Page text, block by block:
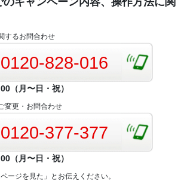
するお問合わせ
0120-828-016
（月〜日・祝）
変更・お問合わせ
0120-377-377
（月〜日・祝）
ージを見た」とお伝えください。